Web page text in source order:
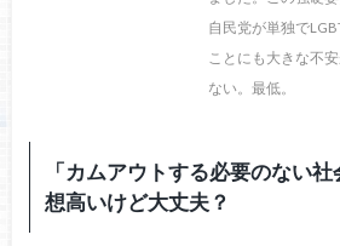
自民党が単独で
ことにも大きな不
ない。最低。
「カムアウトする必要のない
想高いけど大丈夫？